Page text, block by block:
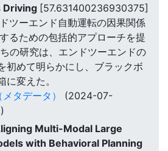
Driving [57.631400236930375]
ツーエンド自動運転の因果関係
るための包括的アプローチを提
の研究は、エンドツーエンドの
初めて明らかにし、ブラックボ
に変えた。
タデータ）
(2024-07-
Multi-Modal Large
with Behavioral Planning